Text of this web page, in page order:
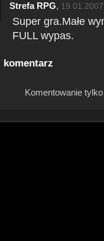
Strefa RPG,
Super gra.Małe
FULL wypas.
komentarz
Komentowanie